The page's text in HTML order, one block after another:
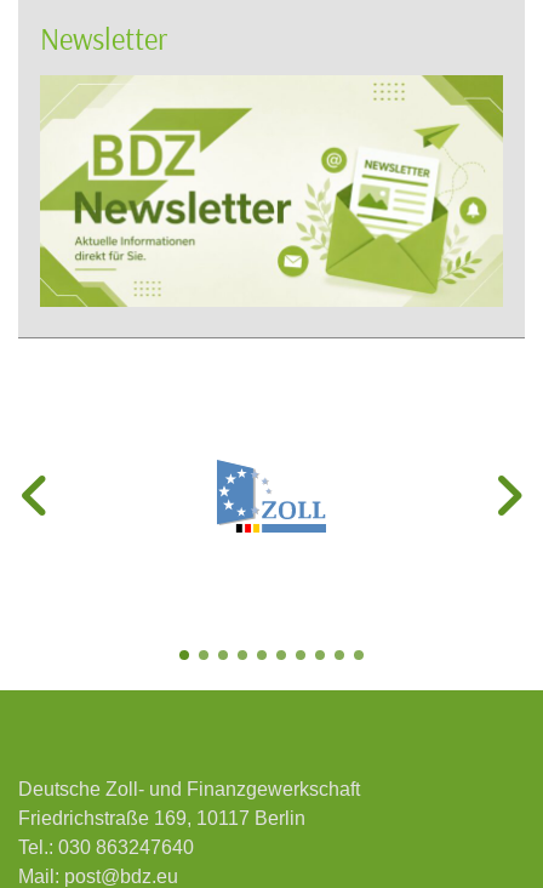
Newsletter
Deutsche Zoll- und Finanzgewerkschaft
Friedrichstraße 169, 10117 Berlin
Tel.: 030 863247640
Mail: post@bdz.eu